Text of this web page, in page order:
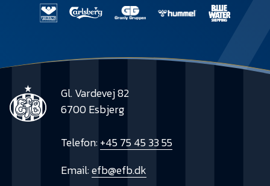
Gl. Vardevej 82
6700 Esbjerg
Telefon:+45 75 45 33 55
Email:efb@efb.dk